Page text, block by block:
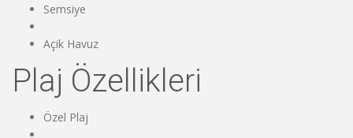
Semsiye
Açik Havuz
Plaj Özellikleri
Özel Plaj